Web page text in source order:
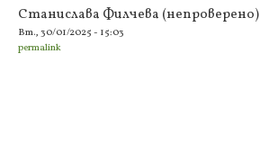
Станислава Филчева (непроверено)
Вт., 30/01/2025 - 15:03
permalink